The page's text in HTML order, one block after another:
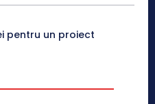
pentru un proiect